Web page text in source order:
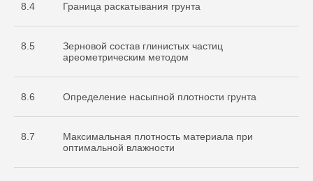
8.4 Граница раскатывания грунта
8.5
Зерновой состав глинистых частиц
ареометрическим методом
8.6 Определение насыпной плотности грунта
8.7
Максимальная плотность материала при
оптимальной влажности